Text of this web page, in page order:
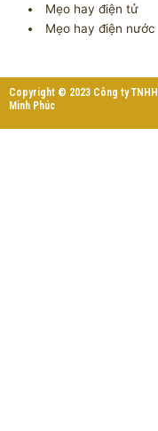
Mẹo hay điện tử
Mẹo hay điện nước
Copyright © 2023 Công ty
Minh Phúc